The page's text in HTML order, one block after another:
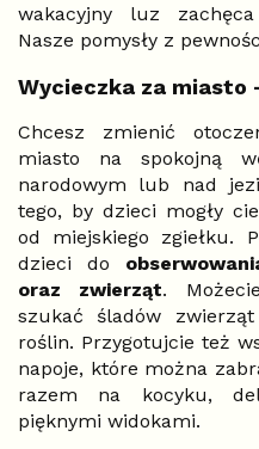
wakacyjny luz
Nasze pomysły z
Wycieczka za miasto
Chcesz zmienić
miasto na spokojną
narodowym lub nad
tego, by dzieci mogły
od miejskiego zgiełku.
dzieci do
oraz zwierząt.
szukać śladów
roślin. Przygotujcie też
napoje, które można
razem na kocyku,
pięknymi widokami.